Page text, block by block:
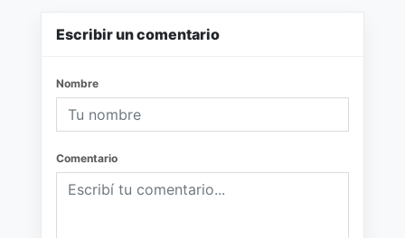
Escribir un comentario
Nombre
Comentario